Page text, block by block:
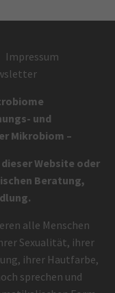
Impressum
und
Mikrobiom –
dieser Website oder
Beratung,
alle Menschen
Sexualität, ihrer
ihrer Hautfarbe,
sprechen und